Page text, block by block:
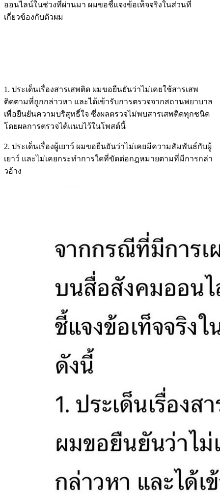
ออนไลน์ในช่วงที่ผ่านมา ผมขอชี้แจงข้อเท็จจริงในส่วนที่
เกี่ยวข้องกับตัวผม
1. ประเด็นเรื่องสารเสพติด ผมขอยืนยันว่าไม่เคยใช้สารเสพ
ติดตามที่ถูกกล่าวหา และได้เข้ารับการตรวจจากสถานพยาบาล
เพื่อยืนยันความบริสุทธิ์ใจ ซึ่งผลตรวจไม่พบสารเสพติดทุกชนิด
โดยผลการตรวจได้แนบไว้ในโพสต์นี้
2. ประเด็นเรื่องผู้เยาว์ ผมขอยืนยันว่าไม่เคยมีความสัมพันธ์กับผู้
เยาว์ และไม่เคยกระทำการใดที่ขัดต่อกฎหมายตามที่มีการกล่า
วอ้าง